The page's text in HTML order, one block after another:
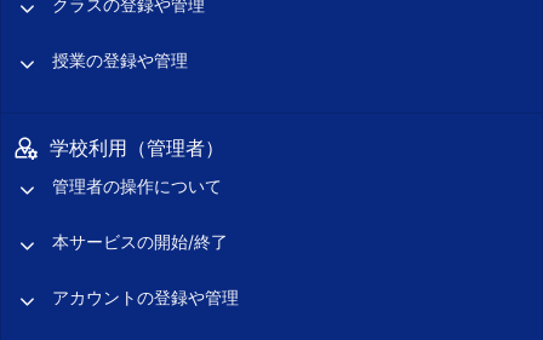
クラスの登録や管理
授業の登録や管理
学校利用（管理者）
管理者の操作について
本サービスの開始/終了
アカウントの登録や管理